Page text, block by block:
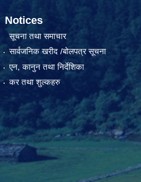
Notices
सूचना तथा समाचार
सार्वजनिक खरीद /बोलपत्र सूचना
एन, कानुन तथा निर्देशिका
कर तथा शुल्कहरु